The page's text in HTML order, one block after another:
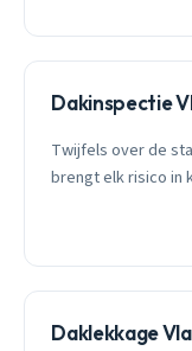
Dakinspectie
Twijfels over de
brengt elk risico in
Daklekkage